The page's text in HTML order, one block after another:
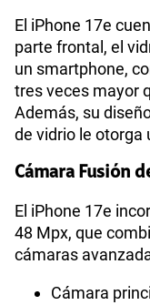
Compatibilidad
El iPhone 17e
parte frontal, el
un smartphone,
tres veces mayor
Además, su
de vidrio le otorga
Cámara Fusión
El iPhone 17e
48 Mpx, que
cámaras
Cámara